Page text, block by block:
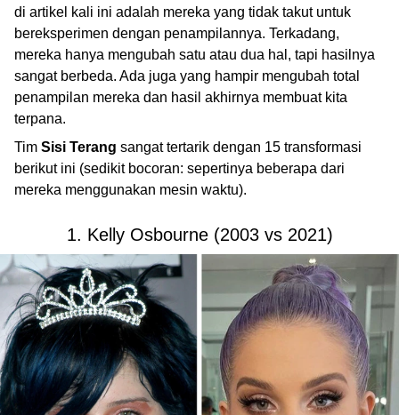
di artikel kali ini adalah mereka yang tidak takut untuk
bereksperimen dengan penampilannya. Terkadang,
mereka hanya mengubah satu atau dua hal, tapi hasilnya
sangat berbeda. Ada juga yang hampir mengubah total
penampilan mereka dan hasil akhirnya membuat kita
terpana.
Tim Sisi Terang sangat tertarik dengan 15 transformasi
berikut ini (sedikit bocoran: sepertinya beberapa dari
mereka menggunakan mesin waktu).
1. Kelly Osbourne (2003 vs 2021)